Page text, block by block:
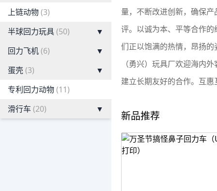
上链动物(3)
半球回力玩具(50)
▼
回力飞机(6)
▼
蛋壳(3)
▼
专利回力动物(11)
滑行车 (20) ▼
量，不断改进创新，确保
评。以诚为本、平等合作
们正以饱满的热情，昂扬
（勇兴）玩具厂欢迎海内
建立长期友好的合作。互
新品推荐